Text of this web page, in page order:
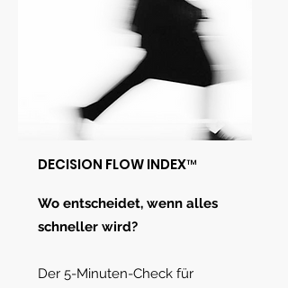
DECISION FLOW INDEX™
Wo entscheidet, wenn alles
schneller wird?
Der 5-Minuten-Check für